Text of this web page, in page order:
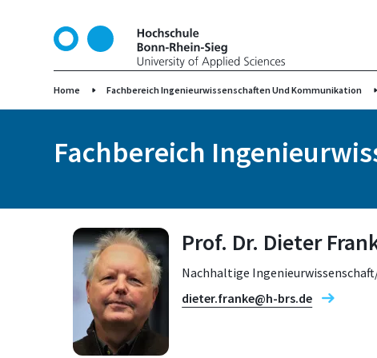
t
Home Fachbereich Ingenieurwissenschaften Und Kommunikation
Fachbereich
Prof. Dr. Dieter
Nachhaltige
dieter.franke@h-brs.de